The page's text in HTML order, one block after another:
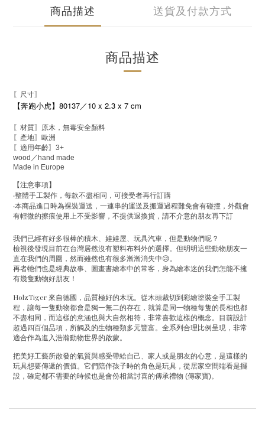
商品描述 送貨及付款方式
商品描述
〖尺寸〗
【奔跑小虎】 80137／ 10 x 2.3 x 7 cm
〖材質〗原木，無毒安全顏料
〖產地〗 歐洲
〖適用年齡〗 3+
wood ／ hand made
Made in Europe
【注意事項】
‧整體手工製作，每款不盡相同，可接受者再行訂購
‧本商品進口時為裸裝運送，一連串的運送及搬運過程難免會有碰撞，外觀會
有輕微的擦痕使用上不受影響，不提供退換貨，請不介意的朋友再下訂
我們已經有好多很棒的積木、娃娃屋、玩具汽車，但是動物們呢？
檢視後發現目前在台灣居然沒有塑料布料外的選擇。但明明這些動物朋友一
直在我們的周圍，然而雖然也有很多漸漸消失中😥。
再者牠們也是經典故事、圖畫書繪本中的常客，身為繪本迷的我們怎能不擁
有幾隻動物好朋友！
HolzTiger 來自德國，品質極好的木玩。從木頭裁切到彩繪塗裝全手工製
程，讓每一隻動物都會是獨一無二的存在，就算是同一物種每隻的長相也都
不盡相同，而這樣的意涵也與大自然相符，非常喜歡這樣的概念。目前設計
超過四百個品項，所觸及的生物種類多元豐富。全系列合理比例呈現，非常
適合作為進入浩瀚動物世界的啟蒙。
把美好工藝所散發的氣質與感受帶給自己、家人或是朋友的心意，是這樣的
玩具想要傳遞的價值。它們陪伴孩子時的角色是玩具，從居家空間端看是擺
設，確定都不需要的時候也是會份相當討喜的傳承禮物 (傳家寶)。